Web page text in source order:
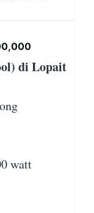
di Lopait
watt